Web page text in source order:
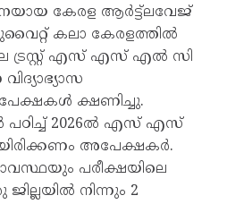
കേരള ആർട്ട്ലവേജ്
കലാ കേരളത്തിൽ
ട്രസ്റ്റ് എസ് എസ് എൽ സി
ക്ഷണിച്ചു.
2026ൽ എസ് എസ്
അപേക്ഷകർ.
പരീക്ഷയിലെ
നിന്നും 2